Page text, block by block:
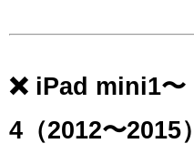
❌ iPad mini1〜
4（2012〜2015）